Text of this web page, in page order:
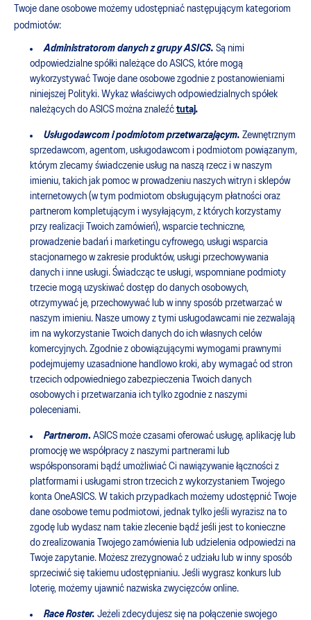
Twoje dane osobowe możemy udostępniać następującym kategoriom
podmiotów:
Administratorom danych z grupy ASICS. Są nimi
odpowiedzialne spółki należące do ASICS, które mogą
wykorzystywać Twoje dane osobowe zgodnie z postanowieniami
niniejszej Polityki. Wykaz właściwych odpowiedzialnych spółek
należących do ASICS można znaleźć tutaj.
Usługodawcom i podmiotom przetwarzającym. Zewnętrznym
sprzedawcom, agentom, usługodawcom i podmiotom powiązanym,
którym zlecamy świadczenie usług na naszą rzecz i w naszym
imieniu, takich jak pomoc w prowadzeniu naszych witryn i sklepów
internetowych (w tym podmiotom obsługującym płatności oraz
partnerom kompletującym i wysyłającym, z których korzystamy
przy realizacji Twoich zamówień), wsparcie techniczne,
prowadzenie badań i marketingu cyfrowego, usługi wsparcia
stacjonarnego w zakresie produktów, usługi przechowywania
danych i inne usługi. Świadcząc te usługi, wspomniane podmioty
trzecie mogą uzyskiwać dostęp do danych osobowych,
otrzymywać je, przechowywać lub w inny sposób przetwarzać w
naszym imieniu. Nasze umowy z tymi usługodawcami nie zezwalają
im na wykorzystanie Twoich danych do ich własnych celów
komercyjnych. Zgodnie z obowiązującymi wymogami prawnymi
podejmujemy uzasadnione handlowo kroki, aby wymagać od stron
trzecich odpowiedniego zabezpieczenia Twoich danych
osobowych i przetwarzania ich tylko zgodnie z naszymi
poleceniami.
Partnerom. ASICS może czasami oferować usługę, aplikację lub
promocję we współpracy z naszymi partnerami lub
współsponsorami bądź umożliwiać Ci nawiązywanie łączności z
platformami i usługami stron trzecich z wykorzystaniem Twojego
konta OneASICS. W takich przypadkach możemy udostępnić Twoje
dane osobowe temu podmiotowi, jednak tylko jeśli wyrazisz na to
zgodę lub wydasz nam takie zlecenie bądź jeśli jest to konieczne
do zrealizowania Twojego zamówienia lub udzielenia odpowiedzi na
Twoje zapytanie. Możesz zrezygnować z udziału lub w inny sposób
sprzeciwić się takiemu udostępnianiu. Jeśli wygrasz konkurs lub
loterię, możemy ujawnić nazwiska zwycięzców online.
Race Roster. Jeżeli zdecydujesz się na połączenie swojego